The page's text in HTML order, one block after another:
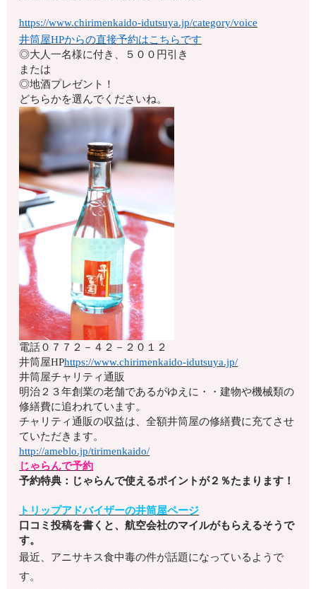
https://www.chirimenkaido-idutsuya.jp/category/voice
井筒屋HPからの直接予約はこちらです
◎大人一名様に付き、５００円引き
または
◎地酒プレゼント！
どちらかを選んでくださいね。
電話０７７２－４２－２０１２
井筒屋HPhttps://www.chirimenkaido-idutsuya.jp/
井筒屋チャリティ通販
明治２３年創業の老舗であるがゆえに・・建物や機械類の
修繕費に追われています。
チャリティ通販の収益は、全額井筒屋の修繕費に充てさせ
ていただきます。
http://ameblo.jp/tirimenkaido/
じゃらんで予約
予約特典：じゃらんで使えるポイントが２％たまります！
トリップアドバイザーの井筒屋ページ
口コミ投稿を書くと、航空会社のマイルがもらえるそうで
す。
最近、アニサキス食中毒の件が話題になっているようで
す。